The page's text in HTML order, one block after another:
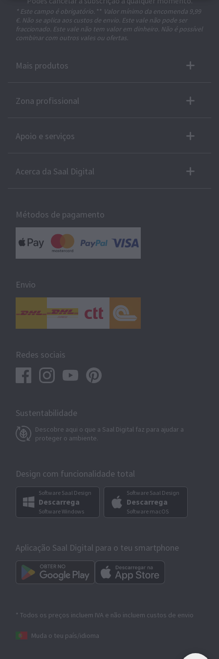
* Este campo é obrigatório. ** Valor mínimo da encomenda 9,99
€. Não se aplica aos custos de envio. Este vale não pode ser
fraccionado. Este vale não tem valor em dinheiro. Não é possível
combinar com outros vales ou ofertas.
Mais produtos
Zona profissional
Apoio e serviços
Acerca da Saal Digital
Métodos de pagamento
Envio
Redes sociais
Sustentabilidade
Descobre aqui o que a Saal Digital faz para ajudar a
proteger o ambiente.
Design com funcionalidade total
Software Saal Design
Descarrega
Software Windows
Software Saal Design
Descarrega
Software macOS
Aplicação Saal Digital para o teu smartphone
* Todos os preços incluem IVA e não incluem custos de envio
Muda o teu país/idioma